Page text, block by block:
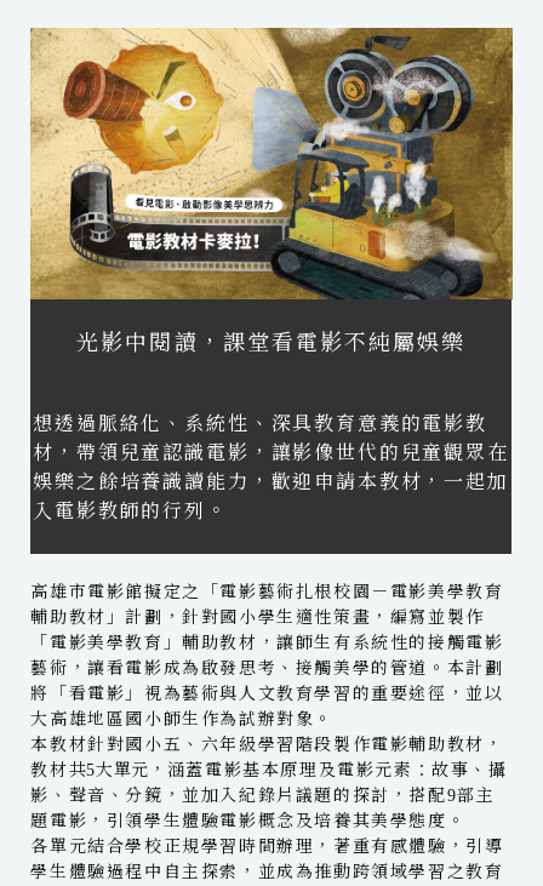
光影中閱讀，課堂看電影不純屬娛樂
想透過脈絡化、系統性、深具教育意義的電影教
材，帶領兒童認識電影，讓影像世代的兒童觀眾在
娛樂之餘培養識讀能力，歡迎申請本教材，一起加
入電影教師的行列。
高雄市電影館擬定之「電影藝術扎根校園－電影美學教育
輔助教材」計劃，針對國小學生適性策畫，編寫並製作
「電影美學教育」輔助教材，讓師生有系統性的接觸電影
藝術，讓看電影成為啟發思考、接觸美學的管道。本計劃
將「看電影」視為藝術與人文教育學習的重要途徑，並以
大高雄地區國小師生作為試辦對象。
本教材針對國小五、六年級學習階段製作電影輔助教材，
教材 共5大單元， 涵蓋電影基本原理及電影元素：故事、攝
影、聲音、分鏡，並加入紀錄片議題的探討，搭配9部主
題電影，引領學生體驗電影概念及培養其美學態度。
各單元結合學校正規學習時間辦理，著重有感體驗，引導
學生體驗過程中自主探索，並成為推動跨領域學習之教育